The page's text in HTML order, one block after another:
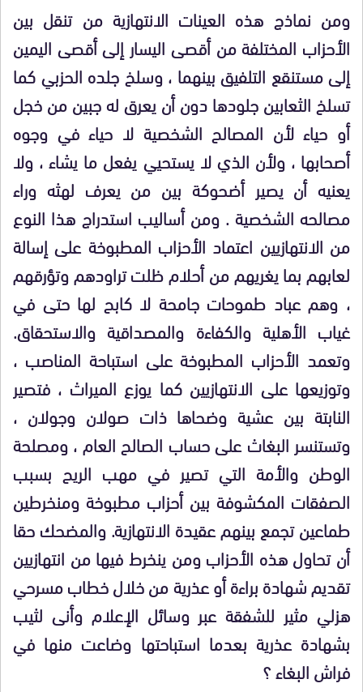
ومن نماذج هذه العينات الانتهازية من تنقل بين
الأحزاب المختلفة من أقصى اليسار إلى أقصى اليمين
إلى مستنقع التلفيق بينهما ، وسلخ جلدهالحزبي كما
تسلخ الثعابين جلودها دون أنيعرق له جبين من خجل
أو حياء لأن المصالح الشخصية لا حياء في وجوه
أصحابها ، ولأن الذي لا يستحيي يفعل ما يشاء ، ولا
يعنيه أن يصير أضحوكة بين من يعرف لهثه وراء
مصالحه الشخصية . ومن أساليب استدراج هذا النوع
من الانتهازيين اعتماد الأحزاب المطبوخة على إسالة
لعابهم بما يغريهم من أحلام ظلت تراودهم وتؤرقهم
، وهم عباد طموحات جامحة لا كابح لها حتى في
غياب الأهلية والكفاءة والمصداقية والاستحقاق.
وتعمد الأحزاب المطبوخة على استباحة المناصب ،
وتوزيعها على الانتهازيين كما يوزع الميراث ، فتصير
النابتة بين عشية وضحاها ذات صولان وجولان ،
وتستنسر البغاث على حساب الصالح العام، ومصلحة
الوطن والأمة التي تصير في مهب الريح بسبب
الصفقات المكشوفة بين أحزاب مطبوخة ومنخرطين
طماعين تجمع بينهم عقيدة الانتهازية. والمضحك حقا
أنتحاول هذه الأحزابومن ينخرط فيها من انتهازيين
تقديم شهادةبراءة أو عذريةمن خلال خطاب مسرحي
هزلي مثير للشفقة عبر وسائل الإعلام وأنى لثيب
بشهادة عذرية بعدما استباحتها وضاعت منها في
فراش البغاء ؟